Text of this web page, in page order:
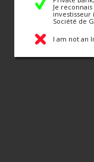
Je
investisseur
Société de
I am not an